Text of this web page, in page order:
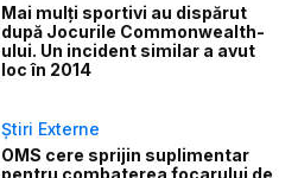
Mai mulți sportivi au dispărut
după Jocurile Commonwealth-
ului. Un incident similar a avut
loc în 2014
Știri Externe
OMS cere sprijin suplimentar
pentru combaterea focarului de